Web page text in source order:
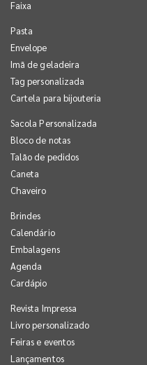
Faixa
Pasta
Envelope
Imã de geladeira
Tag personalizada
Cartela para bijouteria
Sacola Personalizada
Bloco de notas
Talão de pedidos
Caneta
Chaveiro
Brindes
Calendário
Embalagens
Agenda
Cardápio
Revista Impressa
Livro personalizado
Feiras e eventos
Lançamentos